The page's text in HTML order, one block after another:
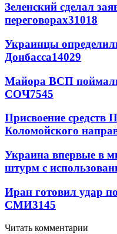
Зеленский сделал
переговорах31018
Украинцы
Донбасса14029
Майора ВСП
СОЧ7545
Присвоение средств
Коломойского
Украина впервые в
штурм с
Иран готовил удар
СМИ3145
Читать комментарии